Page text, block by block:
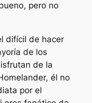
pero no
difícil de hacer
de los
de la
él no
por el